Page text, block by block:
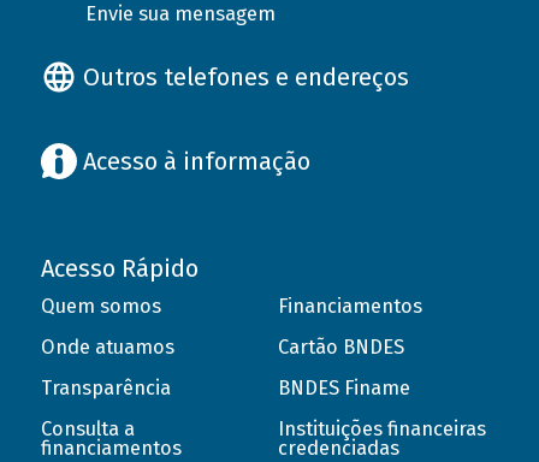
Envie sua mensagem
Outros telefones e endereços
Acesso à informação
Acesso Rápido
Quem somos
Onde atuamos
Transparência
Consulta a
financiamentos
Financiamentos
Cartão BNDES
BNDES Finame
Instituições financeiras
credenciadas